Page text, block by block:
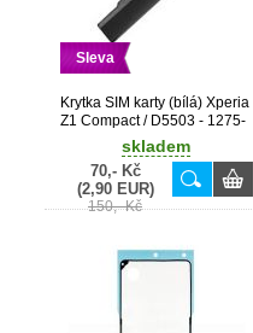
Sleva
Krytka SIM karty (bílá) Xperia
Z1 Compact / D5503 - 1275-
skladem
70,- Kč
(2,90 EUR)
150,- Kč